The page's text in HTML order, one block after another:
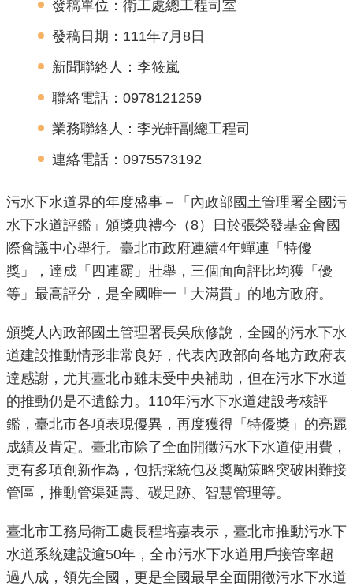
業
務
資
訊
府
資
訊
公
重
點
業
廉
政
發稿單位：衛工處總工程司室
發稿日期：111年7月8日
新聞聯絡人：李筱嵐
聯絡電話：0978121259
業務聯絡人：李光軒副總工程司
連絡電話：0975573192
污水下水道界的年度盛事－「內政部國土管理署全國污
水下水道評鑑」頒獎典禮今（8）日於張榮發基金會國
際會議中心舉行。臺北市政府連續4年蟬連「特優
獎」，達成「四連霸」壯舉，三個面向評比均獲「優
等」最高評分，是全國唯一「大滿貫」的地方政府。
頒獎人內政部國土管理署長吳欣修說，全國的污水下水
道建設推動情形非常良好，代表內政部向各地方政府表
達感謝，尤其臺北市雖未受中央補助，但在污水下水道
的推動仍是不遺餘力。110年污水下水道建設考核評
鑑，臺北市各項表現優異，再度獲得「特優獎」的亮麗
成績及肯定。臺北市除了全面開徵污水下水道使用費，
更有多項創新作為，包括採統包及獎勵策略突破困難接
管區，推動管渠延壽、碳足跡、智慧管理等。
臺北市工務局衛工處長程培嘉表示，臺北市推動污水下
水道系統建設逾50年，全市污水下水道用戶接管率超
過八成，領先全國，更是全國最早全面開徵污水下水道